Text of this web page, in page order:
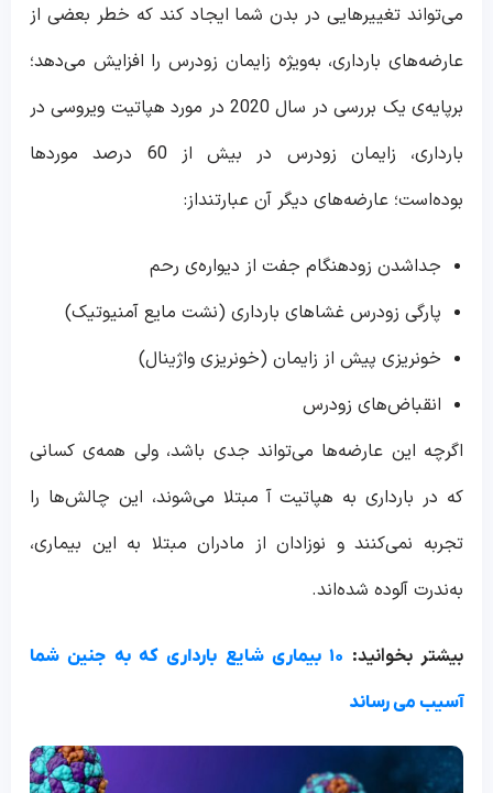
می‌تواند تغییرهایی در بدن شما ایجاد کند که خطر بعضی از
عارضه‌های بارداری، به‌ویژه زایمان زودرس را افزایش می‌دهد؛
برپایه‌ی یک بررسی در سال 2020 در مورد هپاتیت ویروسی در
بارداری، زایمان زودرس در بیش از 60 درصد موردها
بوده‌است؛ عارضه‌های دیگر آن عبارتنداز:
جداشدن زودهنگام جفت از دیواره‌ی رحم
پارگی زودرس غشاهای بارداری (نشت مایع آمنیوتیک)
خونریزی پیش از زایمان (خونریزی واژینال)
انقباض‌های زودرس
اگرچه این عارضه‌ها می‌تواند جدی باشد، ولی همه‌ی کسانی
که در بارداری به هپاتیت آ مبتلا می‌شوند، این چالش‌ها را
تجربه نمی‌کنند و نوزادان از مادران مبتلا به این بیماری،
به‌ندرت آلوده شده‌اند.
بیشتر بخوانید: ۱۰ بیماری شایع بارداری که به جنین شما
آسیب می رساند